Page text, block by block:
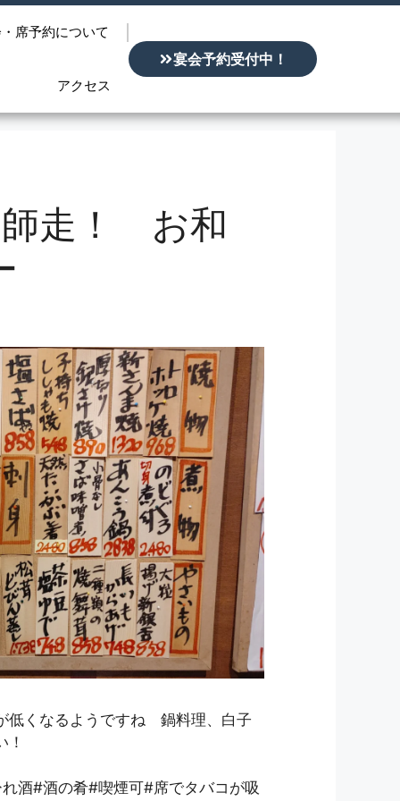
席予約について
アクセス
宴会予約受付中！
師走！ お和
低くなるようですね 鍋料理、白子
酒#酒の肴#喫煙可#席でタバコが吸